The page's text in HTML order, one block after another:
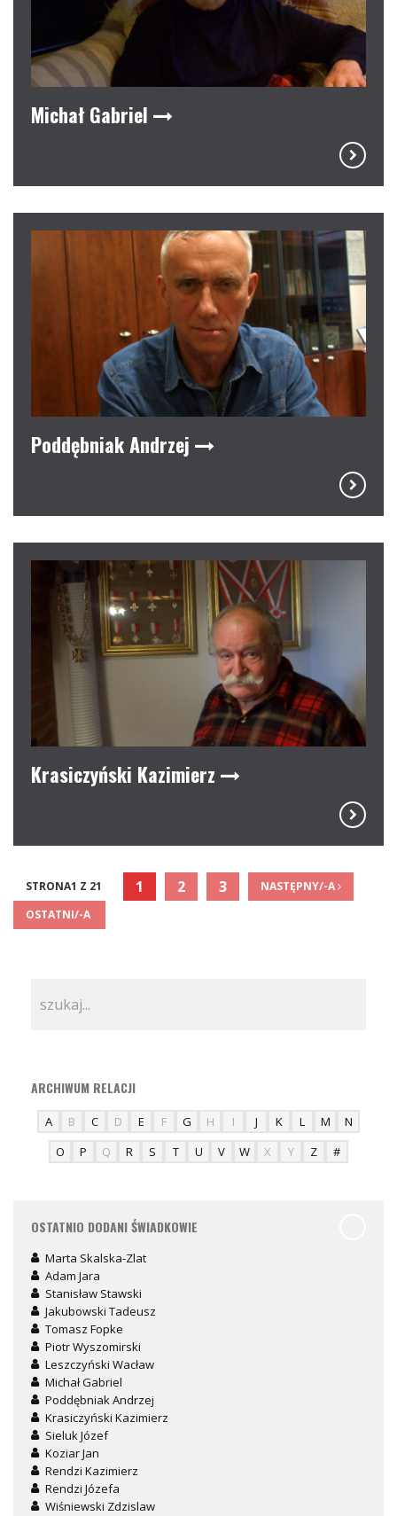
Michał Gabriel
Poddębniak Andrzej
Krasiczyński Kazimierz
STRONA1 Z 21 1 2 3
NASTĘPNY/-A
OSTATNI/-A
ARCHIWUM RELACJI
A B C D E F G H I J K L M
N
O
P Q R S T U V W X Y Z #
OSTATNIO DODANI ŚWIADKOWIE
Marta Skalska-Zlat
Adam Jara
Stanisław Stawski
Jakubowski Tadeusz
Tomasz Fopke
Piotr Wyszomirski
Leszczyński Wacław
Michał Gabriel
Poddębniak Andrzej
Krasiczyński Kazimierz
Sieluk Józef
Koziar Jan
Rendzi Kazimierz
Rendzi Józefa
Wiśniewski Zdzislaw